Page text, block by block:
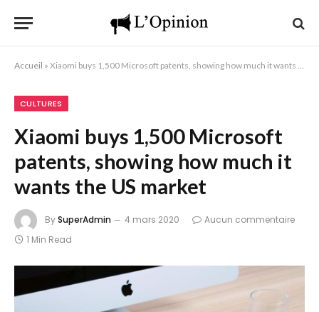
Accueil » Xiaomi buys 1,500 Microsoft patents, showing how much it wants the US market
CULTURES
Xiaomi buys 1,500 Microsoft
patents, showing how much it
wants the US market
BySuperAdmin 4 mars 2020
Aucun commentaire
1 Min Read